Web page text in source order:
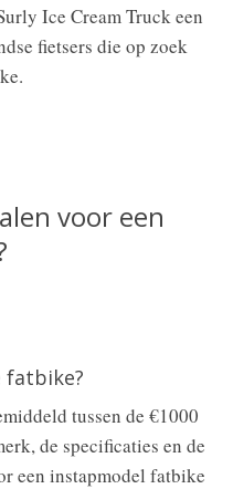
Ice Cream Truck een
fietsers die op zoek
voor een
fatbike?
tussen de €1000
de specificaties en de
een instapmodel fatbike